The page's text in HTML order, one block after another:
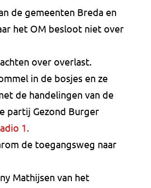
de gemeenten Breda en
het OM besloot niet over
over overlast.
in de bosjes en ze
de handelingen van de
partij Gezond Burger
1.
de toegangsweg naar
Mathijsen van het